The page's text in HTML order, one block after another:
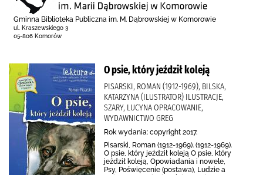
Gminna Biblioteka Publiczna im. M. Dąbrowskiej w Komorowie
ul. Kraszewskiego 3
05-806 Komorów
O psie, który jeździł koleją
PISARSKI, ROMAN (1912-1969), BILSKA,
KATARZYNA (ILUSTRATOR) ILUSTRACJE,
SZARY, LUCYNA OPRACOWANIE,
WYDAWNICTWO GREG
Rok wydania: copyright 2017.
Pisarski, Roman (1912-1969). (1912-1969).
O psie, który jeździł koleją O psie, który
jeździł koleją, Opowiadania i nowele,
Psy, Poświęcenie (postawa), Ludzie a